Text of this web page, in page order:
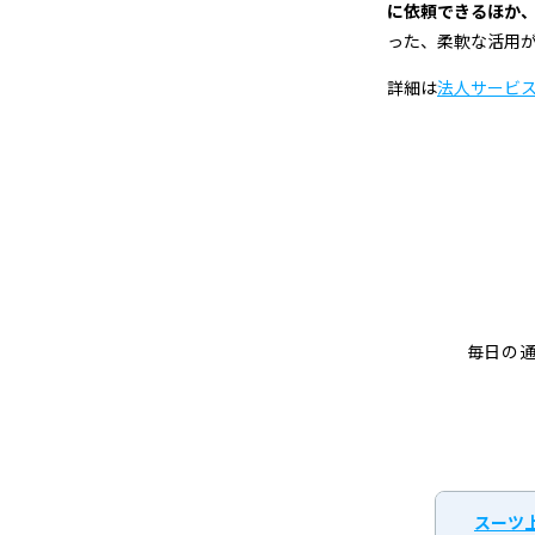
に依頼できるほか
った、柔軟な活用
詳細は法人サービ
毎日の
スーツ